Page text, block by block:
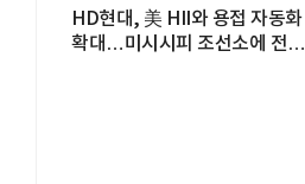
HD현대, 美 HII와 용접 자동화
확대…미시시피 조선소에 전격